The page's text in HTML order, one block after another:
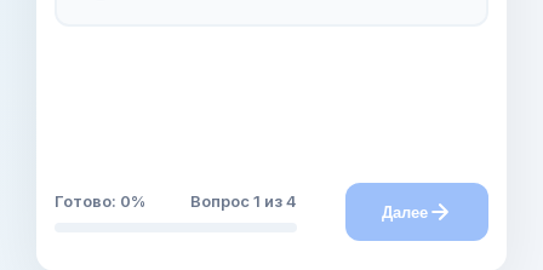
Готово: 0% Вопрос1 из 4
Далее